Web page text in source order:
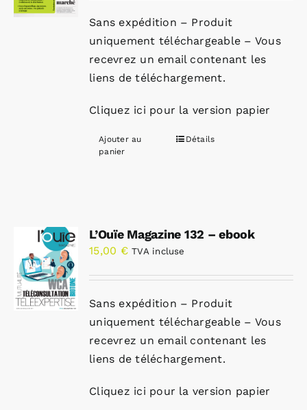
Sans expédition – Produit
uniquement téléchargeable – Vous
recevrez un email contenant les
liens de téléchargement.
Cliquez ici pour la version papier
Ajouter au
panier
Détails
L’Ouïe Magazine 132 – ebook
15,00 € TVA incluse
Sans expédition – Produit
uniquement téléchargeable – Vous
recevrez un email contenant les
liens de téléchargement.
Cliquez ici pour la version papier